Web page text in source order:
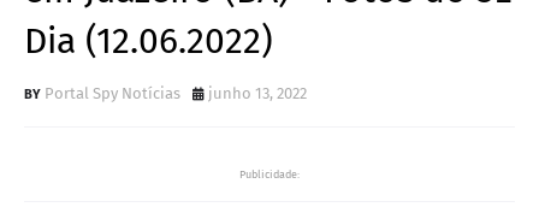
Dia (12.06.2022)
Portal Spy Notícias junho 13, 2022
Publicidade: